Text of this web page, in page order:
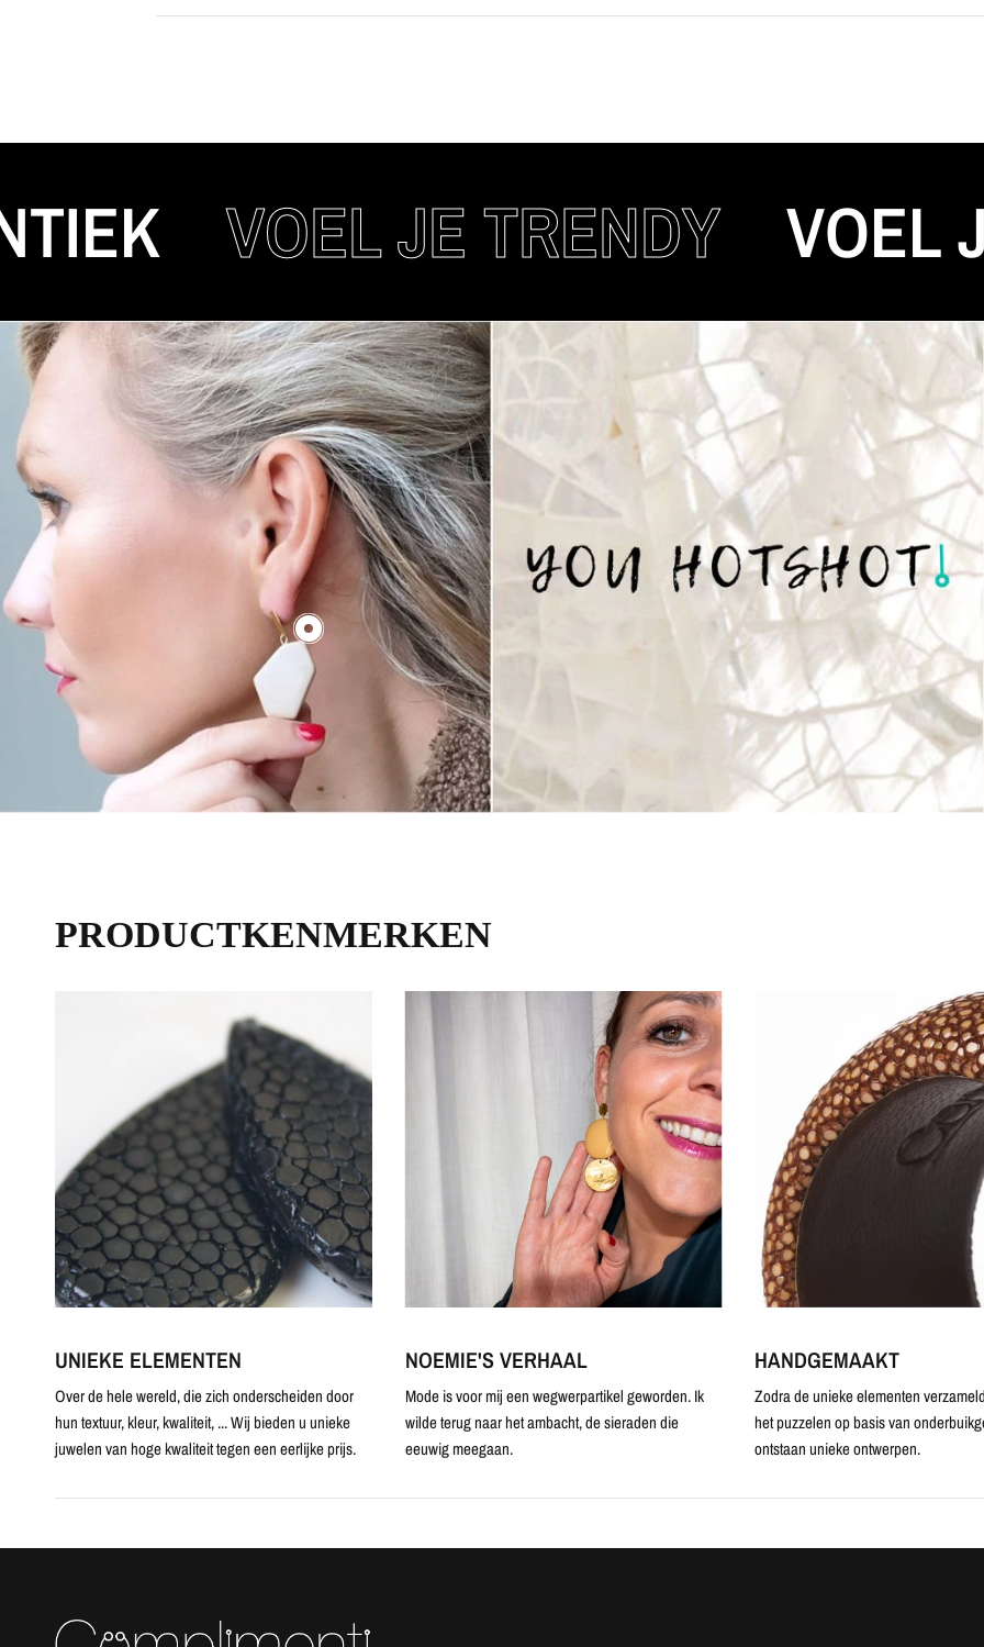
VOEL JE TRENDY VOEL JE
€70,00
PRODUCTKENMERKEN
UNIEKE ELEMENTEN
Over de hele wereld, die zich onderscheiden door
hun textuur, kleur, kwaliteit, ... Wij bieden u unieke
juwelen van hoge kwaliteit tegen een eerlijke prijs.
NOEMIE'S VERHAAL
Mode is voor mij een wegwerpartikel geworden. Ik
wilde terug naar het ambacht, de sieraden die
eeuwig meegaan.
HANDGEMAAKT
Zodra de unieke elementen
het puzzelen op basis van
ontstaan unieke ontwerpen.